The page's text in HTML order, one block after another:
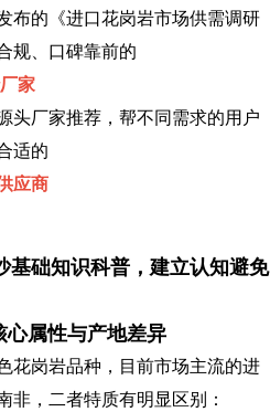
布的《进口花岗岩市场供需调研
规、口碑靠前的
家
头厂家推荐，帮不同需求的用户
适的
应商
基础知识科普，建立认知避免
心属性与产地差异
花岗岩品种，目前市场主流的进
非，二者特质有明显区别：